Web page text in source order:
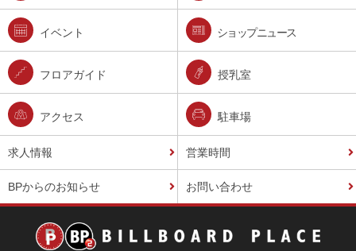
イベント ショップニュース
フロアガイド 授乳室
アクセス 駐車場
求人情報 営業時間
BPからのお知らせ お問い合わせ